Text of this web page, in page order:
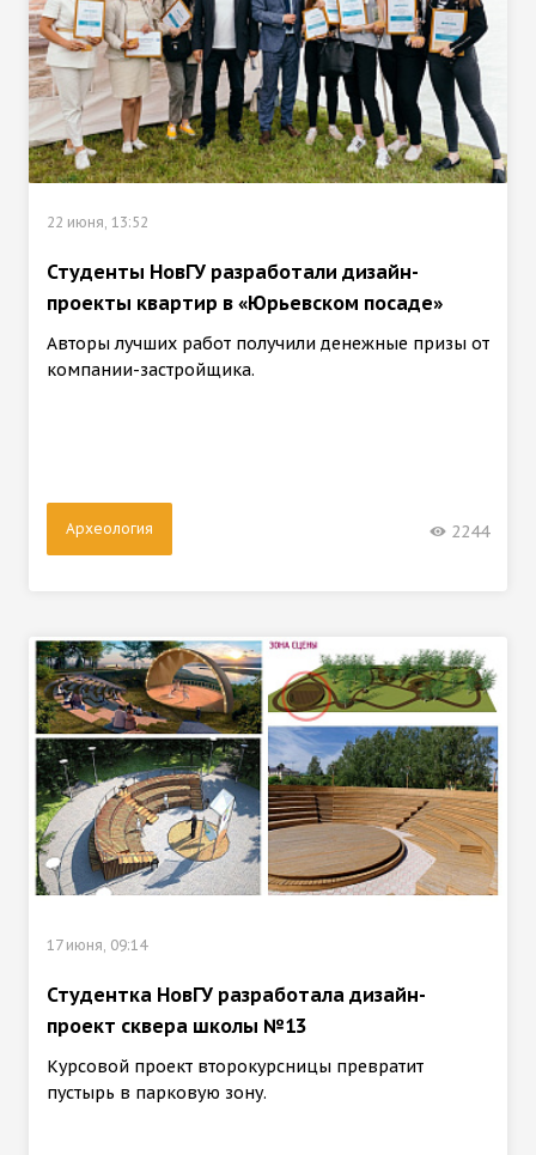
22 июня, 13:52
Студенты НовГУ разработали дизайн-
проекты квартир в «Юрьевском посаде»
Авторы лучших работ получили денежные призы от
компании-застройщика.
Археология 2244
17 июня, 09:14
Студентка НовГУ разработала дизайн-
проект сквера школы №13
Курсовой проект второкурсницы превратит
пустырь в парковую зону.